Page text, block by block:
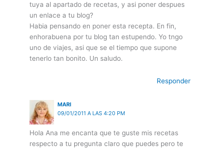
tuya al apartado de recetas, y asi poner despues
un enlace a tu blog?
Habia pensando en poner esta recepta. En fin,
enhorabuena por tu blog tan estupendo. Yo tngo
uno de viajes, asi que se el tiempo que supone
tenerlo tan bonito. Un saludo.
Responder
MARI
09/01/2011 A LAS 4:20 PM
Hola Ana me encanta que te guste mis recetas
respecto a tu pregunta claro que puedes pero te